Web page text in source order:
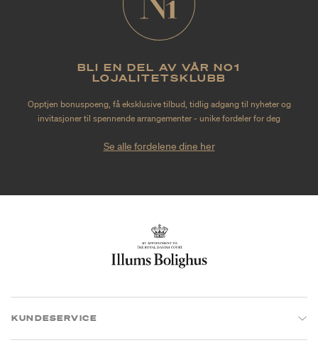
BLI EN DEL AV VÅR NO1
LOJALITETSKLUBB
Opptjen bonuspoeng, få eksklusive tilbud, tidlig adgang til nyheter og
invitasjoner til spennende arrangementer - unike fordeler for deg
Se alle fordelene dine her
KUNDESERVICE